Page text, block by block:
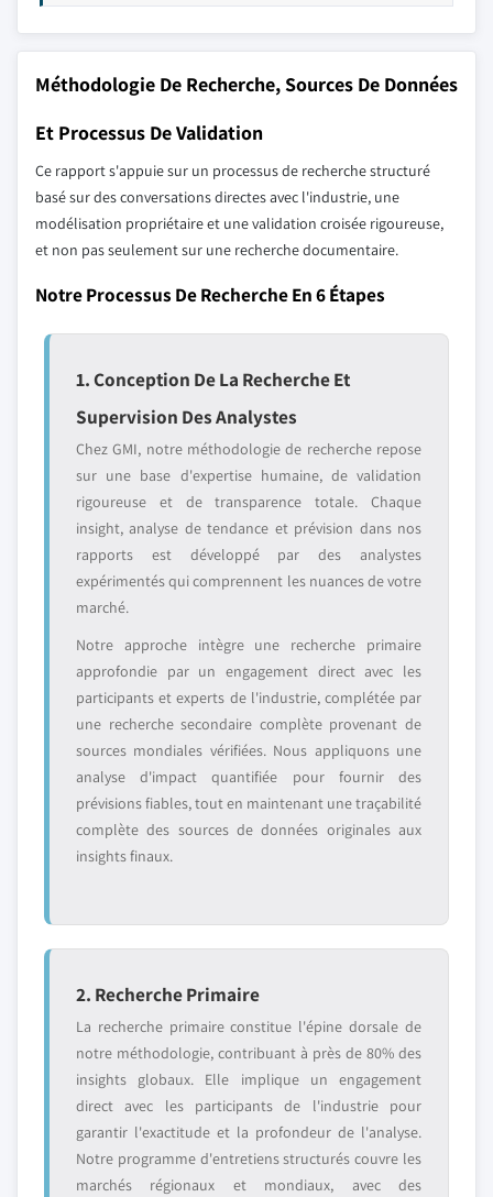
Méthodologie De Recherche, Sources De Données
Et Processus De Validation
Ce rapport s'appuie sur un processus de recherche structuré
basé sur des conversations directes avec l'industrie, une
modélisation propriétaire et une validation croisée rigoureuse,
et non pas seulement sur une recherche documentaire.
Notre Processus De Recherche En 6 Étapes
1. Conception De La Recherche Et
Supervision Des Analystes
Chez GMI, notre méthodologie de recherche repose
sur une base d'expertise humaine, de validation
rigoureuse et de transparence totale. Chaque
insight, analyse de tendance et prévision dans nos
rapports est développé par des analystes
expérimentés qui comprennent les nuances de votre
marché.
Notre approche intègre une recherche primaire
approfondie par un engagement direct avec les
participants et experts de l'industrie, complétée par
une recherche secondaire complète provenant de
sources mondiales vérifiées. Nous appliquons une
analyse d'impact quantifiée pour fournir des
prévisions fiables, tout en maintenant une traçabilité
complète des sources de données originales aux
insights finaux.
2. Recherche Primaire
La recherche primaire constitue l'épine dorsale de
notre méthodologie, contribuant à près de 80% des
insights globaux. Elle implique un engagement
direct avec les participants de l'industrie pour
garantir l'exactitude et la profondeur de l'analyse.
Notre programme d'entretiens structurés couvre les
marchés régionaux et mondiaux, avec des